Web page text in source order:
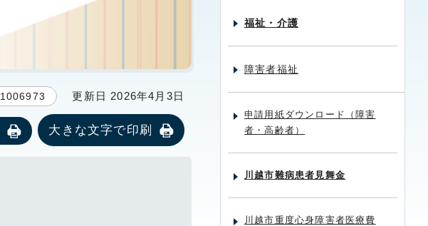
更新日 2026年4月3日
大きな文字で印刷
福祉・介護
障害者福祉
申請用紙ダウンロード（障害
者・高齢者）
川越市難病患者見舞金
川越市重度心身障害者医療費